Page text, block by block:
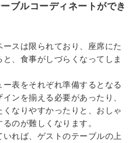
ブルコーディネートができ
スは限られており、座席にた
、食事がしづらくなってしま
表をそれぞれ準備するとなる
ンを揃える必要があったり、
なりやすかったりと、おしゃ
のが難しくなります。
れば、ゲストのテーブルの上